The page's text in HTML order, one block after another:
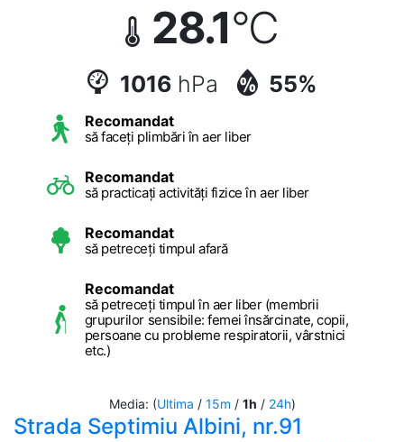
28.1°C
1016 hPa 55%
Recomandat
să faceți plimbări în aer liber
Recomandat
să practicați activități fizice în aer liber
Recomandat
să petreceți timpul afară
Recomandat
să petreceți timpul în aer liber (membrii
grupurilor sensibile: femei însărcinate, copii,
persoane cu probleme respiratorii, vârstnici
etc.)
Media: (Ultima / 15m / 1h / 24h)
Strada Septimiu Albini, nr.91